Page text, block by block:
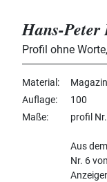
Hans-Peter
Profil ohne Worte,
Material
Auflage
100
Maße
profil
Aus
Nr. 6